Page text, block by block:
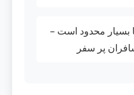
بسیار محدود است –
پر سفر